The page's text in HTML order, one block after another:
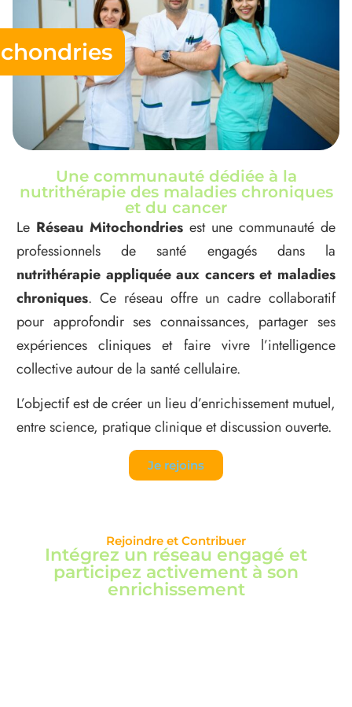
Une communauté dédiée à la
nutrithérapie des maladies chroniques
et du cancer
Le Réseau Mitochondries est une communauté de
professionnels de santé engagés dans la
nutrithérapie appliquée aux cancers et maladies
chroniques. Ce réseau offre un cadre collaboratif
pour approfondir ses connaissances, partager ses
expériences cliniques et faire vivre l’intelligence
collective autour de la santé cellulaire.
L’objectif est de créer un lieu d’enrichissement mutuel,
entre science, pratique clinique et discussion ouverte.
Je rejoins
Rejoindre et Contribuer
Intégrez un réseau engagé et
participez activement à son
enrichissement